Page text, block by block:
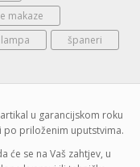
makaze
španeri
u garancijskom roku
priloženim uputstvima.
će se na Vaš zahtjev, u